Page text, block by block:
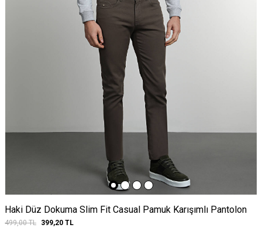
Haki Düz Dokuma Slim Fit Casual Pamuk Karışımlı Pantolon
499,00TL 399,20 TL